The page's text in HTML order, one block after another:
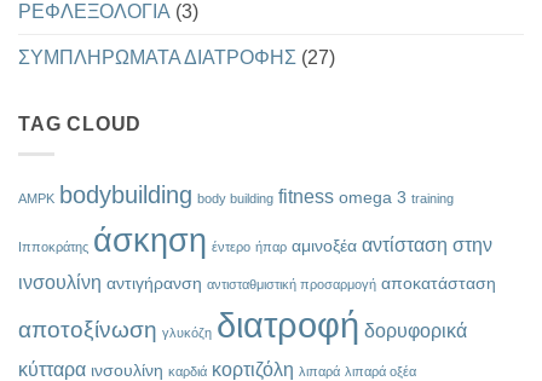
ΡΕΦΛΕΞΟΛΟΓΙΑ (3)
ΣΥΜΠΛΗΡΩΜΑΤΑ ΔΙΑΤΡΟΦΗΣ (27)
TAG CLOUD
AMPK bodybuilding body building fitness omega 3 training
Ιπποκράτης άσκηση έντερο ήπαρ αμινοξέα αντίσταση στην
ινσουλίνη αντιγήρανση αντισταθμιστική προσαρμογή αποκατάσταση
αποτοξίνωση γλυκόζη διατροφή δορυφορικά
κύτταρα ινσουλίνη καρδιά κορτιζόλη λιπαρά λιπαρά οξέα